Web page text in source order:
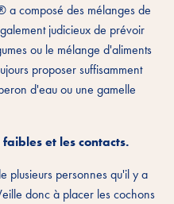
a composé des mélanges de
judicieux de prévoir
ou le mélange d'aliments
proposer suffisamment
d'eau ou une gamelle
et les contacts.
plusieurs personnes qu'il y a
donc à placer les cochons